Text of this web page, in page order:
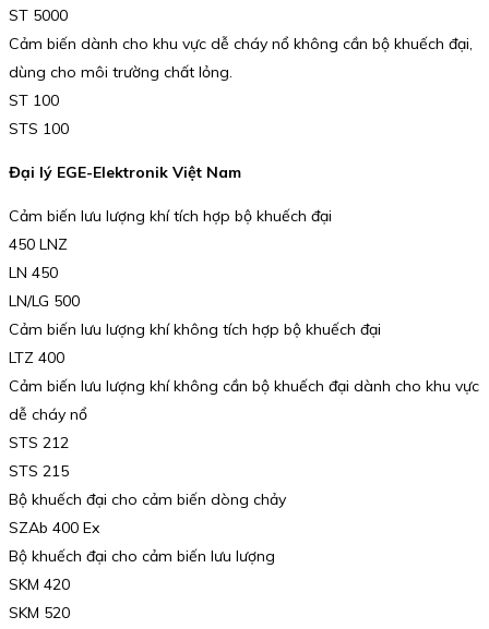
ST 5000
Cảm biến dành cho khu vực dễ cháy nổ không cần bộ khuếch đại,
dùng cho môi trường chất lỏng.
ST 100
STS 100
Đại lý EGE-Elektronik Việt Nam
Cảm biến lưu lượng khí tích hợp bộ khuếch đại
450 LNZ
LN 450
LN/LG 500
Cảm biến lưu lượng khí không tích hợp bộ khuếch đại
LTZ 400
Cảm biến lưu lượng khí không cần bộ khuếch đại dành cho khu vực
dễ cháy nổ
STS 212
STS 215
Bộ khuếch đại cho cảm biến dòng chảy
SZAb 400 Ex
Bộ khuếch đại cho cảm biến lưu lượng
SKM 420
SKM 520